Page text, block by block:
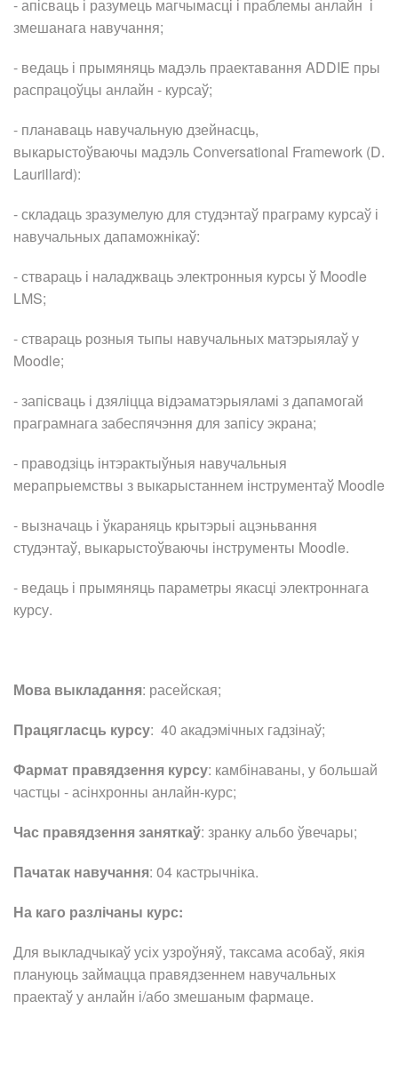
- апісваць і разумець магчымасці і праблемы анлайн і
змешанага навучання;
- ведаць і прымяняць мадэль праектавання ADDIE пры
распрацоўцы анлайн - курсаў;
- планаваць навучальную дзейнасць,
выкарыстоўваючы мадэль Conversational Framework (D.
Laurillard):
- складаць зразумелую для студэнтаў праграму курсаў і
навучальных дапаможнікаў:
- ствараць і наладжваць электронныя курсы ў Moodle
LMS;
- ствараць розныя тыпы навучальных матэрыялаў у
Moodle;
- запісваць і дзяліцца відэаматэрыяламі з дапамогай
праграмнага забеспячэння для запісу экрана;
- праводзіць інтэрактыўныя навучальныя
мерапрыемствы з выкарыстаннем інструментаў Moodle
- вызначаць і ўкараняць крытэрыі ацэньвання
студэнтаў, выкарыстоўваючы інструменты Moodle.
- ведаць і прымяняць параметры якасці электроннага
курсу.
Мова выкладання: расейская;
Працягласць курсу: 40 акадэмічных гадзінаў;
Фармат правядзення курсу: камбінаваны, у большай
частцы - асінхронны анлайн-курс;
Час правядзення заняткаў: зранку альбо ўвечары;
Пачатак навучання: 04 кастрычніка.
На каго разлічаны курс:
Для выкладчыкаў усіх узроўняў, таксама асобаў, якія
плануюць займацца правядзеннем навучальных
праектаў у анлайн і/або змешаным фармаце.